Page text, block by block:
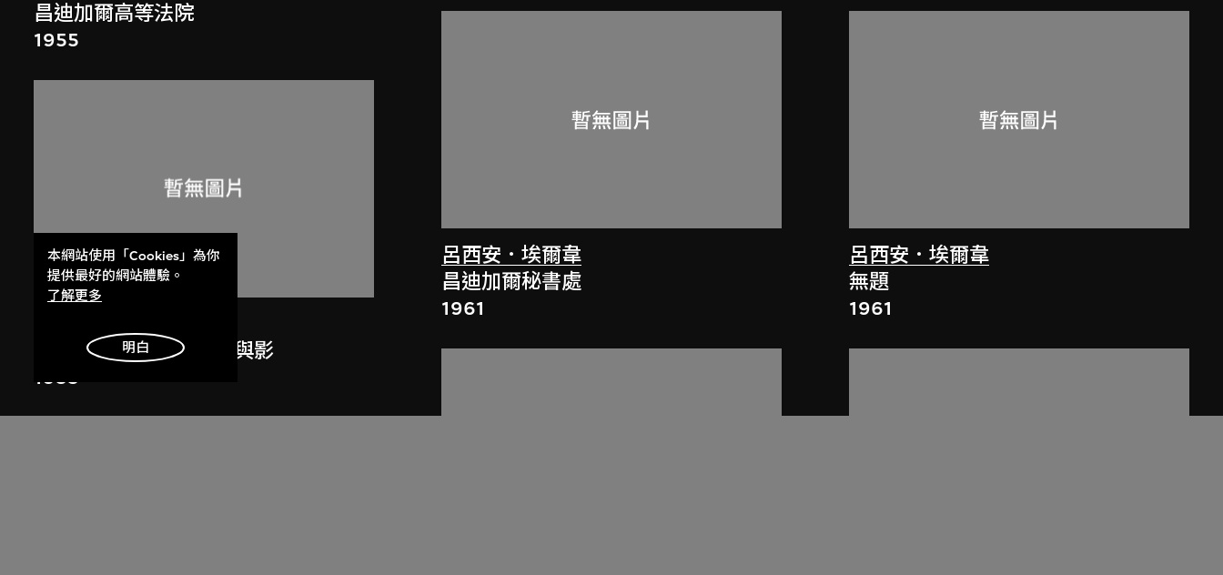
昌迪加爾高等法院
1955
昌迪加爾高等法院的光與影
1955
呂西安．埃爾韋
昌迪加爾秘書處
1961
呂西安．埃爾韋
無題
1961
本網站使用「Cookies」為你
提供最好的網站體驗。
了解更多
明白